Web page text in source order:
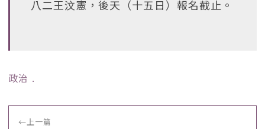
八二王汶憲，後天（十五日）報名截止。
政治 ﹒
←上一篇